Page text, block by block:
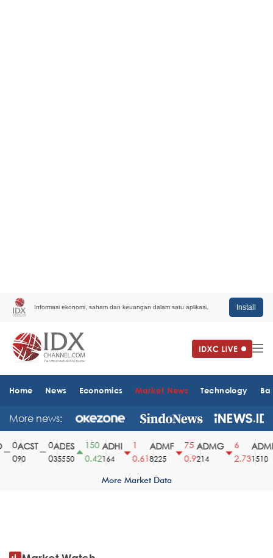
Informasi ekonomi, saham dan keuangan dalam satu aplikasi. Install
Home News Economics Market News Technology
More news:
ACST
90
ADES
35550
150
0.42
ADHI
164
0.61
ADMF
8225
75
0.9
ADMG
214
2.73
ADMR
1510
More Market Data